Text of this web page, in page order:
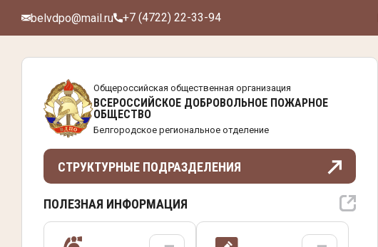
belvdpo@mail.ru +7 (4722) 22-33-94
Общероссийская общественная организация
ВСЕРОССИЙСКОЕ ДОБРОВОЛЬНОЕ ПОЖАРНОЕ
ОБЩЕСТВО
Белгородское региональное отделение
СТРУКТУРНЫЕ ПОДРАЗДЕЛЕНИЯ
ПОЛЕЗНАЯ ИНФОРМАЦИЯ